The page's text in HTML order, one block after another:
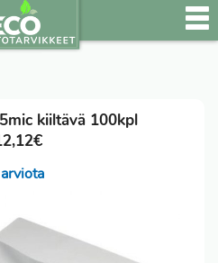
kiiltävä 100kpl